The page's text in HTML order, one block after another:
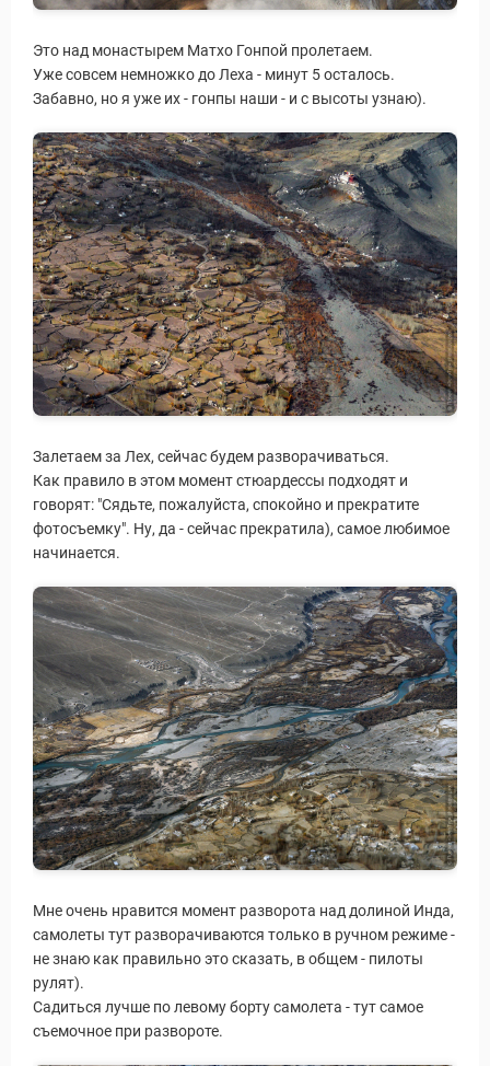
Туры
Статьи
Это над монастырем Матхо Гонпой пролетаем.
Уже совсем немножко до Леха - минут 5 осталось.
Забавно, но я уже их - гонпы наши - и с высоты узнаю).
Залетаем за Лех, сейчас будем разворачиваться.
Как правило в этом момент стюардессы подходят и
говорят: "Сядьте, пожалуйста, спокойно и прекратите
фотосъемку". Ну, да - сейчас прекратила), самое любимое
начинается.
Мне очень нравится момент разворота над долиной Инда,
самолеты тут разворачиваются только в ручном режиме -
не знаю как правильно это сказать, в общем - пилоты
рулят).
Садиться лучше по левому борту самолета - тут самое
съемочное при развороте.